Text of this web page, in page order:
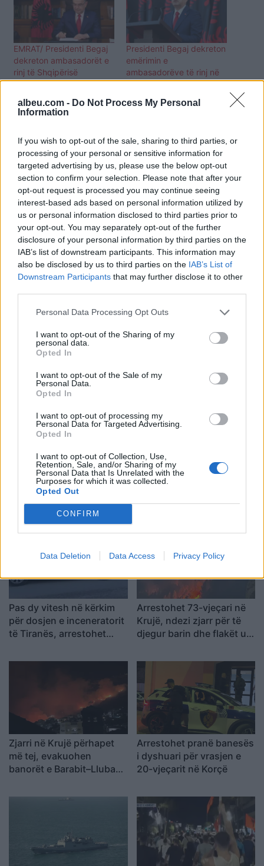
albeu.com - Do Not Process My Personal
Information
If you wish to opt-out of the sale, sharing to third parties, or
processing of your personal or sensitive information for
targeted advertising by us, please use the below opt-out
section to confirm your selection. Please note that after your
opt-out request is processed you may continue seeing
interest-based ads based on personal information utilized by
us or personal information disclosed to third parties prior to
your opt-out. You may separately opt-out of the further
disclosure of your personal information by third parties on the
IAB’s list of downstream participants. This information may
also be disclosed by us to third parties on the IAB’s List of
Downstream Participants that may further disclose it to other
Personal Data Processing Opt Outs
I want to opt-out of the Sharing of my
personal data.
Opted In
I want to opt-out of the Sale of my
Personal Data.
Opted In
I want to opt-out of processing my
Personal Data for Targeted Advertising.
Opted In
I want to opt-out of Collection, Use,
Retention, Sale, and/or Sharing of my
Personal Data that Is Unrelated with the
Purposes for which it was collected.
Opted Out
CONFIRM
Data Deletion Data Access Privacy Policy
EMRAT/ Presidenti Begaj
dekreton ambasadorët e
rinj të Shqipërisë
Presidenti Begaj dekreton
emërimin e
ambasadorëve të rinj në
disa vende
Vakanca në Gjykatën
Kushtetuese/ Begaj
dekreton shpalljen e
procedurës së aplikimit
Tags:
ambasadoret e rinj ,
bejram begaj dekreton
ambasadoret e rinj
Pas dy vitesh në kërkim
për dosjen e inceneratorit
të Tiranës, arrestohet
Palasë
Arrestohet 73-vjeçari në
Krujë, ndezi zjarr për të
djegur barin dhe flakët u
Zjarri në Krujë përhapet
më tej, evakuohen
banorët e Barabit–Lluban,
armatimesh
Arrestohet pranë banesës
i dyshuari për vrasjen e
20-vjeçarit në Korçë